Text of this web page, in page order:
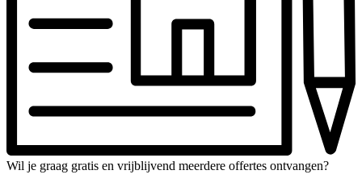
Wil je graag gratis en vrijblijvend meerdere offertes ontvangen?